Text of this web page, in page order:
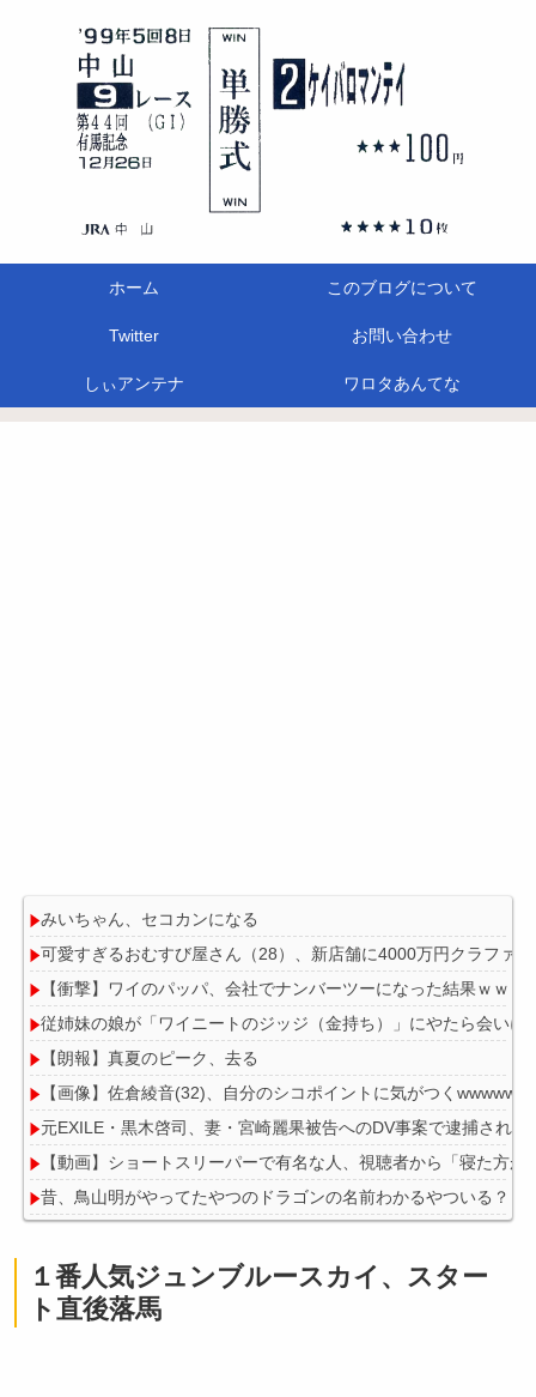
ホーム このブログについて
Twitter お問い合わせ
しぃアンテナ ワロタあんてな
みいちゃん、セコカンになる
可愛すぎるおむすび屋さん（28）、新店舗に4000万円クラファ
【衝撃】ワイのパッパ、会社でナンバーツーになった結果ｗｗｗ
従姉妹の娘が「ワイニートのジッジ（金持ち）」にやたら会いに
【朗報】真夏のピーク、去る
【画像】佐倉綾音(32)、自分のシコポイントに気がつく
元EXILE・黒木啓司、妻・宮崎麗果被告へのDV事案で逮捕され
【動画】ショートスリーパーで有名な人、視聴者から「寝た方
昔、鳥山明がやってたやつのドラゴンの名前わかるやついる？
Powered by livedoor 相互RSS
１番人気ジュンブルースカイ、スター
ト直後落馬